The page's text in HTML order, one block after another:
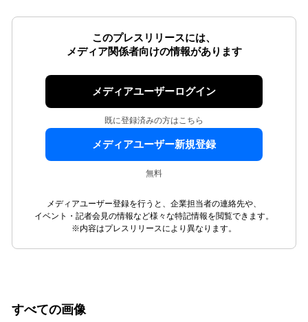
このプレスリリースには、
メディア関係者向けの情報があります
メディアユーザーログイン
既に登録済みの方はこちら
メディアユーザー新規登録
無料
メディアユーザー登録を行うと、企業担当者の連絡先や、
イベント・記者会見の情報など様々な特記情報を閲覧できます。
※内容はプレスリリースにより異なります。
すべての画像